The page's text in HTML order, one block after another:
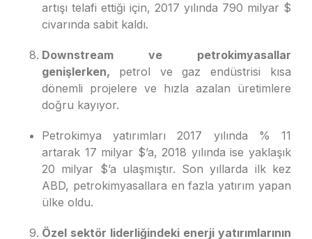
artışı telafi ettiği için, 2017 yılında 790 milyar $
civarında sabit kaldı.
Downstream ve petrokimyasallar
genişlerken, petrol ve gaz endüstrisi kısa
dönemli projelere ve hızla azalan üretimlere
doğru kayıyor.
Petrokimya yatırımları 2017 yılında % 11
artarak 17 milyar $’a, 2018 yılında ise yaklaşık
20 milyar $’a ulaşmıştır. Son yıllarda ilk kez
ABD, petrokimyasallara en fazla yatırım yapan
ülke oldu.
Özel sektör liderliğindeki enerji yatırımlarının